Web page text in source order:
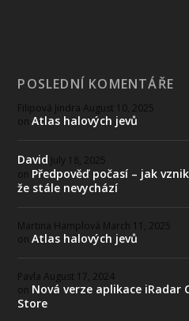
POSLEDNÍ KOMENTÁŘE
Filipová Jindra August 10, 2025
onAtlas halových jevů
David July 18, 2025
on Předpověď počasí – jak
že stále nevychází
Martina Hamplová March 11, 2025
onAtlas halových jevů
Pavla August 17, 2024
on Nová verze aplikace iRadar
Store